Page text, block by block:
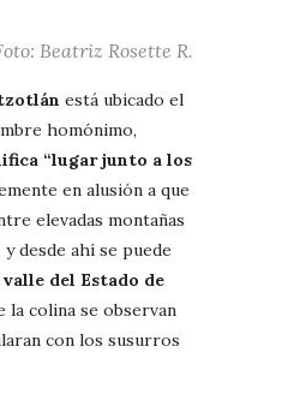
Beatriz Rosette R.
está ubicado el
homónimo,
“lugar junto a los
en alusión a que
elevadas montañas
desde ahí se puede
valle del Estado de
la colina se observan
con los susurros